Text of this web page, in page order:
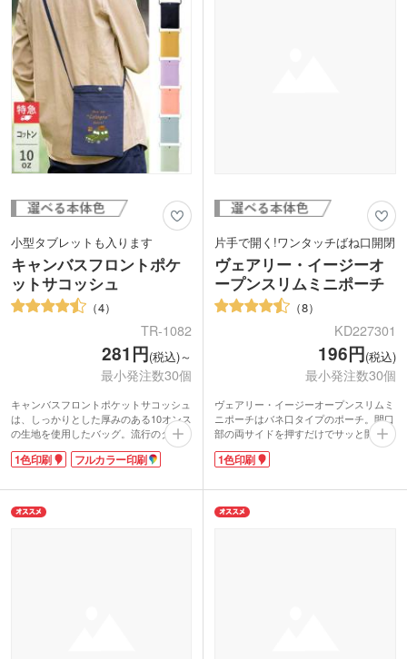
小型タブレットも入ります
キャンバスフロントポケ
ットサコッシュ
4
TR-1082
281円(税込)～
最小発注数30個
キャンバスフロントポケットサコッシュ
は、しっかりとした厚みのある10オンス
の生地を使用したバッグ。流行のタテ型
形状でスタイリッシュさを演出します。
外側にはポケットが付いており、小型の
口元はホックで留められるので、中身が
飛び出しにくく安心です。
カラーは年代や性別を選ばない3色をご
1色印刷 フルカラー印刷
片手で開く!ワンタッチばね口開閉
ヴェアリー・イージーオ
ープンスリムミニポーチ
8
KD227301
196円(税込)
最小発注数30個
ヴェアリー・イージーオープンスリムミ
ニポーチはバネ口タイプのポーチ。開口
部の両サイドを押すだけでサッと開くと
こができます。口紅・ハンドクリームの
コスメの他、スマホケーブルやイヤホン
散らかりやすい小物入れにもぴったりで
す。柔らかいPVC生地のお洒落な見た目
で、アパレル関係のオリジナルノベルテ
1色印刷